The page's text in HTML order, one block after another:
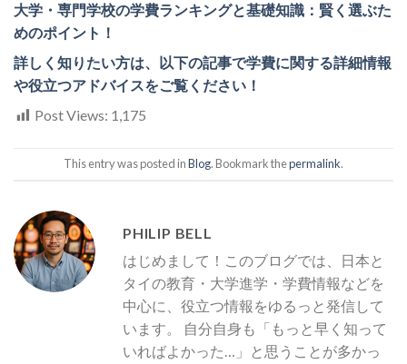
大学・専門学校の学費ランキングと基礎知識：賢く選ぶた
めのポイント！
詳しく知りたい方は、以下の記事で学費に関する詳細情報
や役立つアドバイスをご覧ください！
Post Views: 1,175
This entry was posted inBlog. Bookmark thepermalink.
PHILIP BELL
はじめまして！このブログでは、日本と
タイの教育・大学進学・学費情報などを
中心に、役立つ情報をゆるっと発信して
います。 自分自身も「もっと早く知って
いればよかった…」と思うことが多かっ